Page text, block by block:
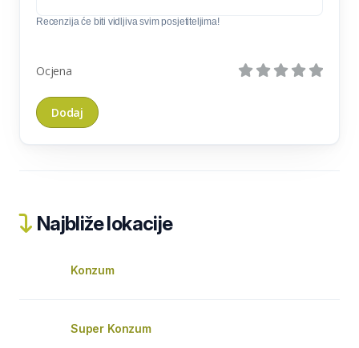
Recenzija će biti vidljiva svim posjetiteljima!
Ocjena
Najbliže lokacije
Konzum
Super Konzum